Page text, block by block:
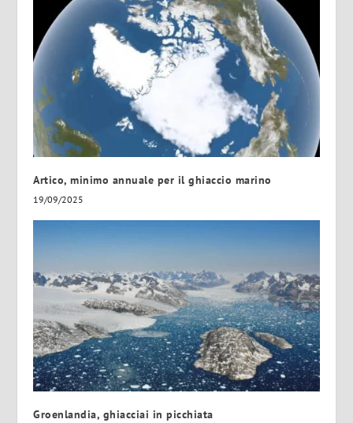
Artico, minimo annuale per il ghiaccio marino
19/09/2025
Groenlandia, ghiacciai in picchiata